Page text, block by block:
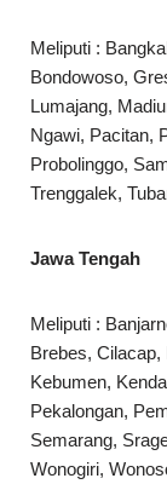
Meliputi :
Bondowoso,
Lumajang,
Ngawi, Pacitan,
Probolinggo,
Trenggalek,
Jawa Tengah
Meliputi :
Brebes,
Kebumen,
Pekalongan,
Semarang,
Wonogiri,